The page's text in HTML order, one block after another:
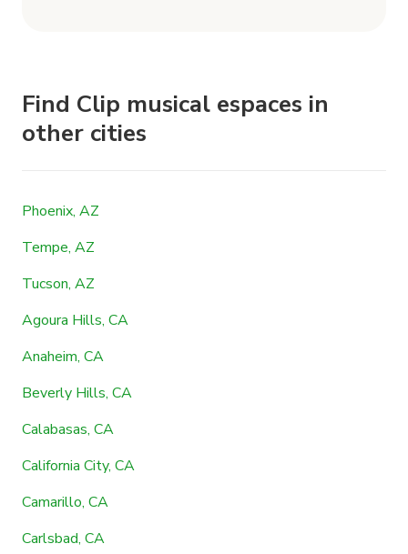
Find Clip musical espaces in
other cities
Phoenix, AZ
Tempe, AZ
Tucson, AZ
Agoura Hills, CA
Anaheim, CA
Beverly Hills, CA
Calabasas, CA
California City, CA
Camarillo, CA
Carlsbad, CA